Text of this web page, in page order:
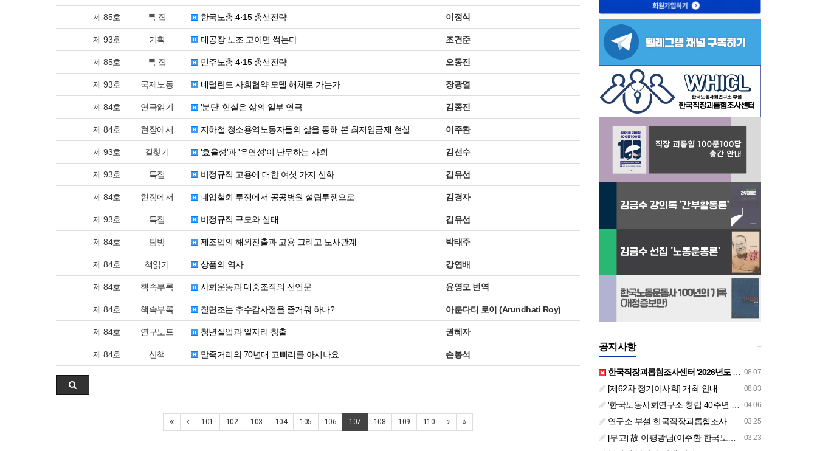
제 85호 특 집 한국노총 4·15 총선전략 이정식
제 93호 기획 대공장 노조 고이면 썩는다 조건준
제 85호 특 집 민주노총 4·15 총선전략 오동진
제 93호 국제노동 네덜란드 사회협약 모델 해체로 가는가 장광열
제 84호 연극읽기 '분단' 현실은 삶의 일부 연극 김종진
제 84호 현장에서 지하철 청소용역노동자들의 삶을 통해 본 최저임금제 현실 이주환
제 93호 길찾기 '효율성'과 '유연성'이 난무하는 사회 김선수
제 93호 특집 비정규직 고용에 대한 여섯 가지 신화 김유선
제 84호 현장에서 폐업철회 투쟁에서 공공병원 설립투쟁으로 김경자
제 93호 특집 비정규직 규모와 실태 김유선
제 84호 탐방 제조업의 해외진출과 고용 그리고 노사관계 박태주
제 84호 책읽기 상품의 역사 강연배
제 84호 책속부록 사회운동과 대중조직의 선언문 윤영모 번역
제 84호 책속부록 칠면조는 추수감사절을 즐거워 하나? 아룬다티 로이 (Arundhati Roy)
제 84호 연구노트 청년실업과 일자리 창출 권혜자
제 84호 산책 말죽거리의 70년대 고삐리를 아시나요 손봉석
101 102 103 104 105 106 107 108 109 110
+
공지사항
08.07
한국직장괴롭힘조사센터 '2026년도 하반기 주요 사업 안내' (교육/컨설팅)
08.03
[제62차 정기이사회] 개최 안내
04.06
'한국노동사회연구소 창립 40주년 기념 행사 안내'
03.25
연구소 부설 한국직장괴롭힘조사센터 '2026년도 주요 사업 안내' (교육/컨설팅)
03.23
[부고] 故 이평광님(이주환 한국노동사회연구소 부소장 부친상)